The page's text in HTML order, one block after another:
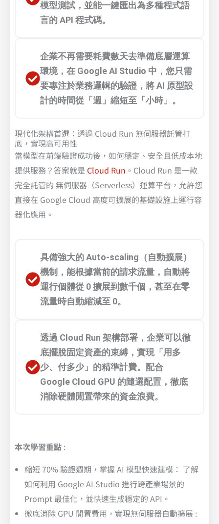
模型測試，並能一鍵匯出為多種程式語
言的 API 程式碼。
企業不再需要耗費數天去準備底層運算
環境，在 Google AI Studio 中，您只需
要專注於業務邏輯的驗證，將 AI 原型設
計的時間從「週」縮短至「小時」。
現代化架構首選：透過 Cloud Run 無伺服器託管打
底，實現高可用性
當模型在前端驗證成功後，如何穩定、安全且低成本地
提供服務？答案就是 Cloud Run 。Cloud Run 是一款
完全託管的 無伺服器（Serverless）運算平台，允許您
直接在 Google Cloud 高度可擴展的基礎設施上運行容
器化應用。
具備強大的 Auto-scaling（自動擴展）
機制，能根據當前的請求流量，自動將
運行個體從 0 擴展到數千個，甚至在零
流量時自動縮減至 0。
透過 Cloud Run 架構部署，企業可以徹
底擺脫固定資產的束縛，實現「用多
少、付多少」的精準計費。配合
Google Cloud GPU 的隨選配置，徹底
消除硬體閒置帶來的資金浪費。
本次學習重點 :
縮短 70% 驗證週期，掌握 AI 模型快速建模： 了解
如何利用 Google AI Studio 進行跨產業場景的
Prompt 最佳化，並快速生成穩定的 API。
徹底消除 GPU 閒置費用，實現無伺服器自動擴展 :